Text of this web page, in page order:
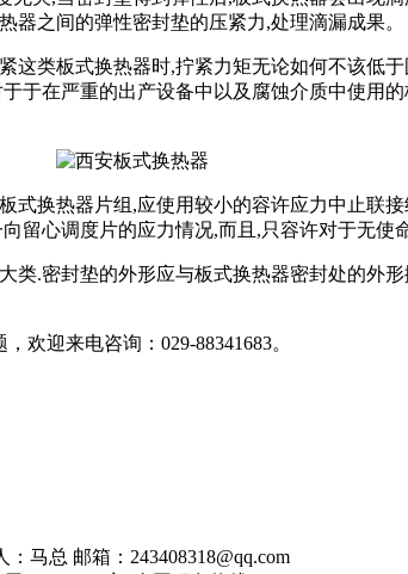
之间的弹性密封垫的压紧力,处理滴漏成果。
类板式换热器时,拧紧力矩无论如何不该低
于在严重的出产设备中以及腐蚀介质中使用
换热器片组,应使用较小的容许应力中止联
留心调度片的应力情况,而且,只容许对于无
.密封垫的外形应与板式换热器密封处的外
欢迎来电咨询：029-88341683。
：马总 邮箱：243408318@qq.com